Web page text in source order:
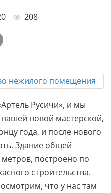
208
Русичи», и мы
новой мастерской,
года, и после нового
Здание общей
построено по
строительства.
что у нас там